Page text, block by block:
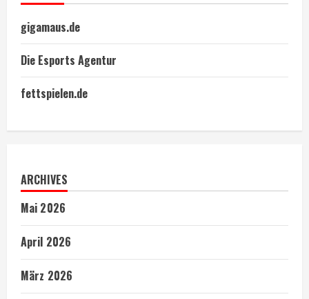
gigamaus.de
Die Esports Agentur
fettspielen.de
ARCHIVES
Mai 2026
April 2026
März 2026